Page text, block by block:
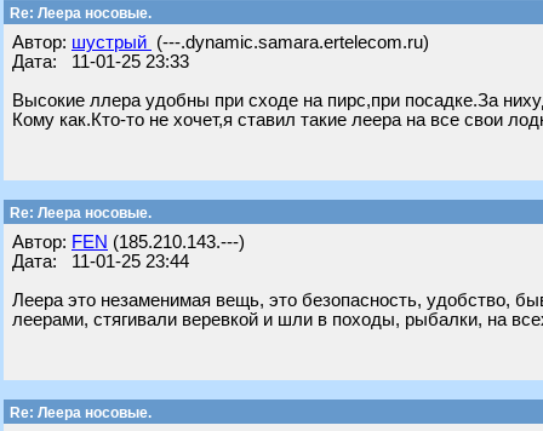
Re: Леера носовые.
Автор: шустрый (---.dynamic.samara.ertelecom.ru)
Дата: 11-01-25 23:33
Высокие ллера удобны при сходе на пирс,при посадке.За
Кому как.Кто-то не хочет,я ставил такие леера на все свои
Re: Леера носовые.
Автор: FEN (185.210.143.---)
Дата: 11-01-25 23:44
Леера это незаменимая вещь, это безопасность, удобство,
леерами, стягивали веревкой и шли в походы, рыбалки, на
Re: Леера носовые.